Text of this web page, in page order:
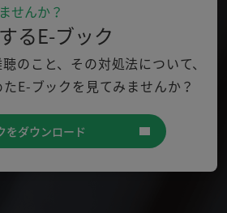
せんか？
るE-ブック
のこと、その対処法について、
E-ブックを見てみませんか？
をダウンロード